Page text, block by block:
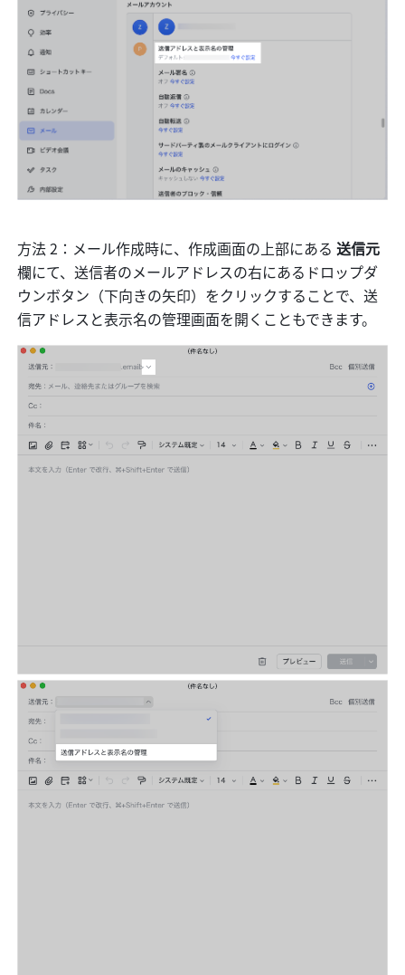
方法 2：メール作成時に、作成画面の上部にある 送信元
欄にて、送信者のメールアドレスの右にあるドロップダ
ウンボタン（下向きの矢印）をクリックすることで、送
信アドレスと表示名の管理画面を開くこともできます。